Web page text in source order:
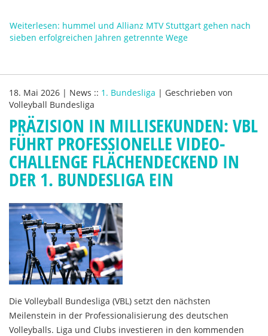
Weiterlesen: hummel und Allianz MTV Stuttgart gehen nach
sieben erfolgreichen Jahren getrennte Wege
18. Mai 2026 | News :: 1. Bundesliga | Geschrieben von
Volleyball Bundesliga
PRÄZISION IN MILLISEKUNDEN: VBL
FÜHRT PROFESSIONELLE VIDEO-
CHALLENGE FLÄCHENDECKEND IN
DER 1. BUNDESLIGA EIN
Die Volleyball Bundesliga (VBL) setzt den nächsten
Meilenstein in der Professionalisierung des deutschen
Volleyballs. Liga und Clubs investieren in den kommenden